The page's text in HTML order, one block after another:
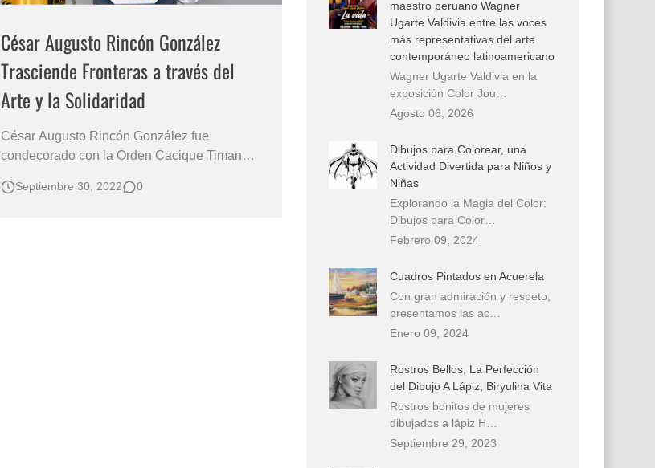
César Augusto Rincón González
Trasciende Fronteras a través del
Arte y la Solidaridad
César Augusto Rincón González fue
condecorado con la Orden Cacique Timanco
Museo de Arte Contemporáneo del Huila en
Septiembre 30, 2022 0
maestro peruano Wagner
Ugarte Valdivia entre las voces
más representativas del arte
contemporáneo latinoamericano
Wagner Ugarte Valdivia en la
exposición Color Jou…
Agosto 06, 2026
Dibujos para Colorear, una
Actividad Divertida para Niños y
Niñas
Explorando la Magia del Color:
Dibujos para Color…
Febrero 09, 2024
Cuadros Pintados en Acuerela
Con gran admiración y respeto,
presentamos las ac…
Enero 09, 2024
Rostros Bellos, La Perfección
del Dibujo A Lápiz, Biryulina Vita
Rostros bonitos de mujeres
dibujados a lápiz H…
Septiembre 29, 2023